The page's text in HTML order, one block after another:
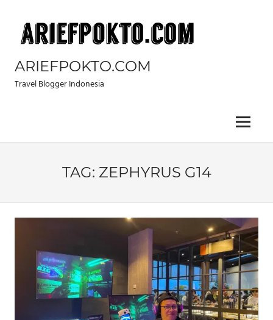
content
ARIEFPOKTO.COM
Travel Blogger Indonesia
Menu
TAG: ZEPHYRUS G14